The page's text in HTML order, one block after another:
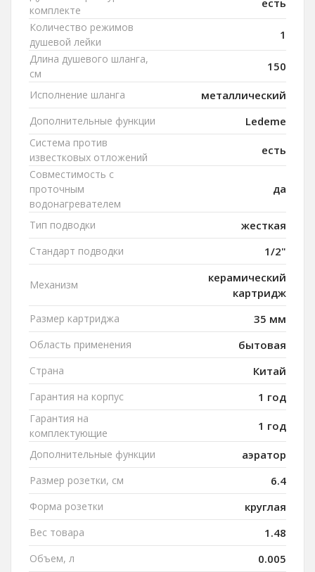
комплекте
Количество режимов
душевой лейки
1
Длина душевого шланга,
см
150
Исполнение шланга металлический
Дополнительные функции Ledeme
Система против
известковых отложений
есть
Совместимость с
проточным
водонагревателем
да
Тип подводки жесткая
Стандарт подводки 1/2"
Механизм
керамический
картридж
Размер картриджа 35 мм
Область применения бытовая
Страна Китай
Гарантия на корпус 1 год
Гарантия на
комплектующие
1 год
Дополнительные функции аэратор
Размер розетки, см 6.4
Форма розетки круглая
Вес товара 1.48
Объем, л 0.005